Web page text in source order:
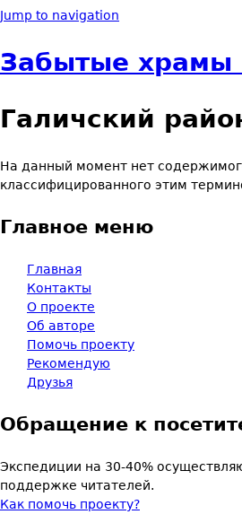
Jump to navigation
Забытые храмы
Галичский
На данный момент нет
классифицированного этим
Главное меню
Главная
Контакты
О проекте
Об авторе
Помочь проекту
Рекомендую
Друзья
Обращение к
Экспедиции на 30-40%
поддержке читателей.
Как помочь проекту?